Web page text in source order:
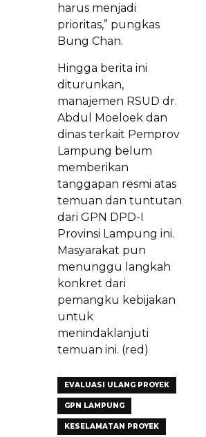
harus menjadi
prioritas,” pungkas
Bung Chan.
Hingga berita ini
diturunkan,
manajemen RSUD dr.
Abdul Moeloek dan
dinas terkait Pemprov
Lampung belum
memberikan
tanggapan resmi atas
temuan dan tuntutan
dari GPN DPD-I
Provinsi Lampung ini.
Masyarakat pun
menunggu langkah
konkret dari
pemangku kebijakan
untuk
menindaklanjuti
temuan ini. (red)
EVALUASI ULANG PROYEK
GPN LAMPUNG
KESELAMATAN PROYEK